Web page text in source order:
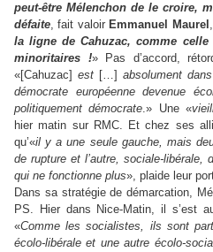
peut-être Mélenchon de le croire,
défaite, fait valoir Emmanuel Maurel
la ligne de Cahuzac, comme
minoritaires !» Pas d’accord,
«[Cahuzac] est[…] absolument
démocrate européenne devenue
politiquement démocrate.» Une «
hier matin sur RMC. Et chez ses
qu’«il y a une seule gauche, mais
de rupture et l’autre, sociale-libérale,
qui ne fonctionne plus», plaide leur
Dans sa stratégie de démarcation,
PS. Hier dans Nice-Matin, il s’est
«Comme les socialistes, ils sont
écolo-libérale et une autre écolo-